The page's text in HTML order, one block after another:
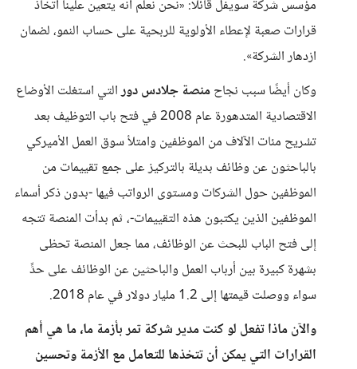
مؤسس شركة سويفل قائلًا: «نحن نعلم أنه يتعين علينا اتخاذ
قرارات صعبة لإعطاء الأولوية للربحية على حساب النمو، لضمان
ازدهار الشركة».
وكان أيضًا سبب نجاحمنصة جلادس دورالتي استغلت الأوضاع
الاقتصادية المتدهورة عام 2008 في فتح باب التوظيف بعد
تسُريح مئات الآلاف من الموظفين وامتلأ سوق العمل الأميركي
بالباحثون عن وظائف بديلة بالتركيز على جمع تقييمات من
الموظفين حول الشركات ومستوى الرواتب فيها -بدون ذكر أسماء
الموظفين الذين يكتبون هذه التقييمات-، ثم بدأت المنصة تتجه
إلى فتح الباب للبحث عن الوظائف، مما جعل المنصة تحظى
بشهرة كبيرة بين أرباب العمل والباحثين عن الوظائف على حدٍّ
سواء ووصلت قيمتها إلى 1.2 مليار دولار في عام 2018.
والآن ماذا تفعل لو كنت مدير شركة تمر بأزمة ما، ما هي أهم
القرارات التي يمكن أن تتخذها للتعامل مع الأزمة وتحسين